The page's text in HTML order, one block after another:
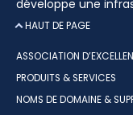
développe une
HAUT DE PAGE
ASSOCIATION
PRODUITS & SERVICES
NOMS DE DOMAINE &